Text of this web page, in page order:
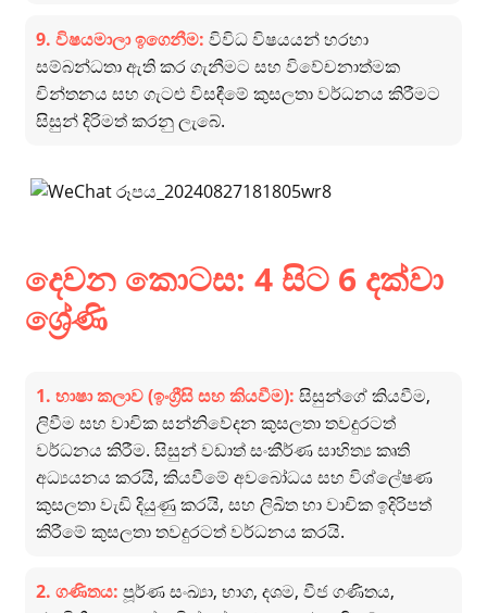
9. විෂයමාලා ඉගෙනීම: විවිධ විෂයයන් හරහා
සම්බන්ධතා ඇති කර ගැනීමට සහ විවේචනාත්මක
චින්තනය සහ ගැටළු විසඳීමේ කුසලතා වර්ධනය කිරීමට
සිසුන් දිරිමත් කරනු ලැබේ.
දෙවන කොටස: 4 සිට 6 දක්වා
ශ්‍රේණි
1. භාෂා කලාව (ඉංග්‍රීසි සහ කියවීම): සිසුන්ගේ කියවීම,
ලිවීම සහ වාචික සන්නිවේදන කුසලතා තවදුරටත්
වර්ධනය කිරීම. සිසුන් වඩාත් සංකීර්ණ සාහිත්‍ය කෘති
අධ්‍යයනය කරයි, කියවීමේ අවබෝධය සහ විශ්ලේෂණ
කුසලතා වැඩි දියුණු කරයි, සහ ලිඛිත හා වාචික ඉදිරිපත්
කිරීමේ කුසලතා තවදුරටත් වර්ධනය කරයි.
2. ගණිතය: පූර්ණ සංඛ්‍යා, භාග, දශම, වීජ ගණිතය,